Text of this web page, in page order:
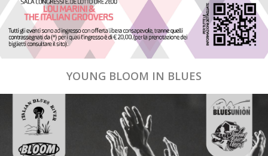
YOUNG BLOOM IN BLUES